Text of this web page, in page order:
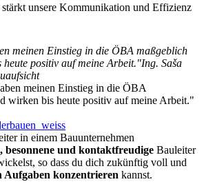
meinen Einstieg in die ÖBA maßgeblich
positiv auf meine Arbeit."Ing. Saša
in einem Bauunternehmen
besonnene und kontaktfreudige Bauleiter
so dass du dich zukünftig voll und
Aufgaben konzentrieren kannst.